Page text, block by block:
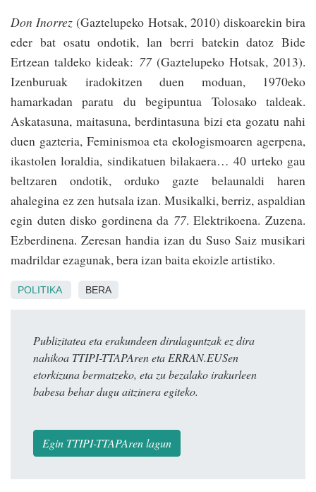
Don Inorrez (Gaztelupeko Hotsak, 2010) diskoarekin bira
eder bat osatu ondotik, lan berri batekin datoz Bide
Ertzean taldeko kideak: 77(Gaztelupeko Hotsak, 2013).
Izenburuak iradokitzen duen moduan, 1970eko
hamarkadan paratu du begipuntua Tolosako taldeak.
Askatasuna, maitasuna, berdintasuna bizi eta gozatu nahi
duen gazteria, Feminismoa eta ekologismoaren agerpena,
ikastolen loraldia, sindikatuen bilakaera… 40 urteko gau
beltzaren ondotik, orduko gazte belaunaldi haren
ahalegina ez zen hutsala izan. Musikalki, berriz, aspaldian
egin duten disko gordinena da 77. Elektrikoena. Zuzena.
Ezberdinena. Zeresan handia izan du Suso Saiz musikari
madrildar ezagunak, bera izan baita ekoizle artistiko.
POLITIKA BERA
Publizitatea eta erakundeen dirulaguntzak ez dira
nahikoa TTIPI-TTAPAren eta ERRAN.EUSen
etorkizuna bermatzeko, eta zu bezalako irakurleen
babesa behar dugu aitzinera egiteko.
Egin TTIPI-TTAPAren lagun